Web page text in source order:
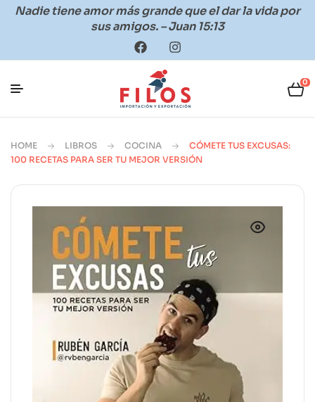
Nadie tiene amor más grande que el dar la vida por
sus amigos. – Juan 15:13
0
HOME LIBROS COCINA
CÓMETE TUS EXCUSAS:
100 RECETAS PARA SER TU MEJOR VERSIÓN